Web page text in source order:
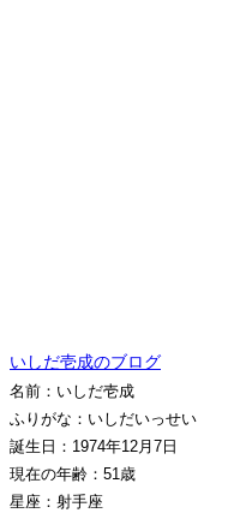
いしだ壱成のブログ
名前：いしだ壱成
ふりがな：いしだいっせい
誕生日：1974年12月7日
現在の年齢：51歳
星座：射手座